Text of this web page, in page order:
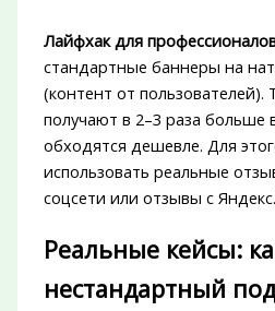
Лайфхак для
стандартные баннеры на
(контент от
получают в 2–3 раза больше
обходятся дешевле. Для
использовать реальные
соцсети или отзывы с
Реальные кейсы:
нестандартный